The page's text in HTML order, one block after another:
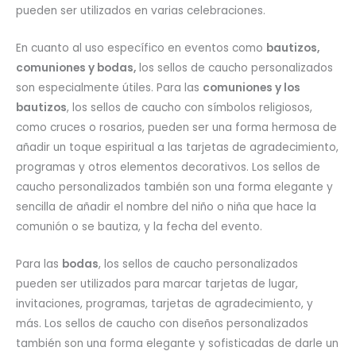
pueden ser utilizados en varias celebraciones.
En cuanto al uso específico en eventos como bautizos,
comuniones y bodas, los sellos de caucho personalizados
son especialmente útiles. Para las comuniones y los
bautizos, los sellos de caucho con símbolos religiosos,
como cruces o rosarios, pueden ser una forma hermosa de
añadir un toque espiritual a las tarjetas de agradecimiento,
programas y otros elementos decorativos. Los sellos de
caucho personalizados también son una forma elegante y
sencilla de añadir el nombre del niño o niña que hace la
comunión o se bautiza, y la fecha del evento.
Para las bodas, los sellos de caucho personalizados
pueden ser utilizados para marcar tarjetas de lugar,
invitaciones, programas, tarjetas de agradecimiento, y
más. Los sellos de caucho con diseños personalizados
también son una forma elegante y sofisticadas de darle un